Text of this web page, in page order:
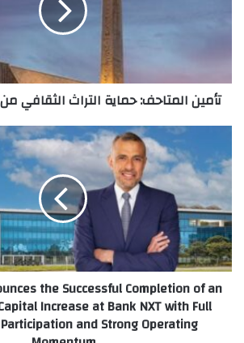
تأمين المتاحف: حماية التراث الثقافي
Announces
the
Successful
Completion
of
an
EGP
4.2
Billion
the Successful Completion of an
Increase at Bank NXT with Full
and Strong Operating